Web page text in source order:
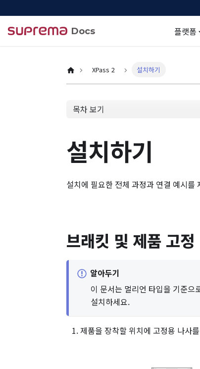
Docs 플랫폼
XPass 2 설치하기
목차 보기
설치하기
설치에 필요한 전체 과정과 연결 예시를
브래킷 및 제품 고정
알아두기
이 문서는 멀리언 타입을 기준으
설치하세요.
제품을 장착할 위치에 고정용 나사